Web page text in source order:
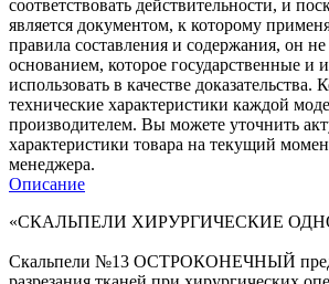
соответствовать действительности, и
является документом, к которому
правила составления и содержания, он
основанием, которое государственные и
использовать в качестве доказательства.
технические характеристики каждой
производителем. Вы можете уточнить
характеристики товара на текущий
менеджера.
Описание
«СКАЛЬПЕЛИ ХИРУРГИЧЕСКИЕ
Скальпели №13 ОСТРОКОНЕЧНЫЙ